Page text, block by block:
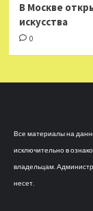
В Москве
искусства
0
Все материалы на
исключительно в
владельцам.
несет.